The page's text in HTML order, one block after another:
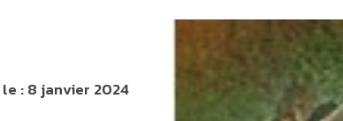
:8 janvier 2024